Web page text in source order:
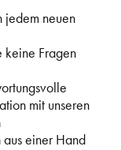
jedem neuen
keine Fragen
mit unseren
aus einer Hand